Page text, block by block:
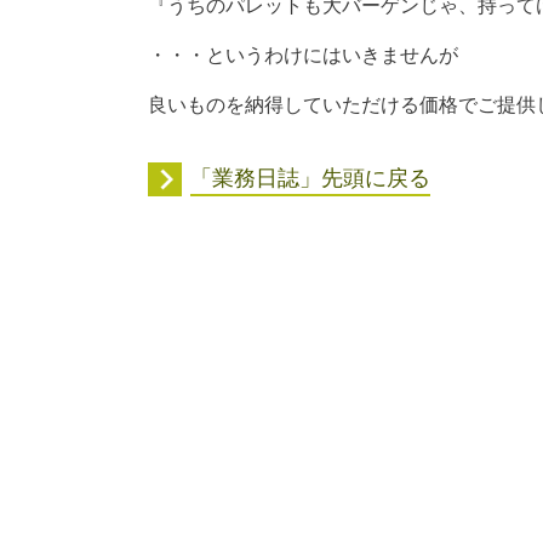
『うちのパレットも大バーゲンじゃ、持って
・・・というわけにはいきませんが
良いものを納得していただける価格でご提供
「業務日誌」先頭に戻る